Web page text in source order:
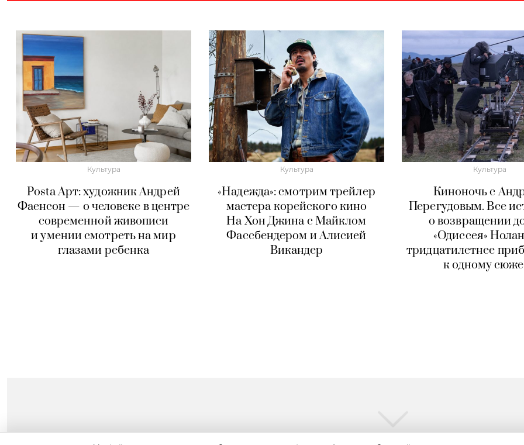
Культура
Posta Арт: художник Андрей
Фаенсон — о человеке в центре
современной живописи
и умении смотреть на мир
глазами ребенка
Культура
«Надежда»: смотрим трейлер
мастера корейского кино
На Хон Джина с Майклом
Фассбендером и Алисией
Викандер
Культура
Киноночь с
Перегудовым. Все
о возвращении
«Одиссея»
тридцатилетнее
к одному